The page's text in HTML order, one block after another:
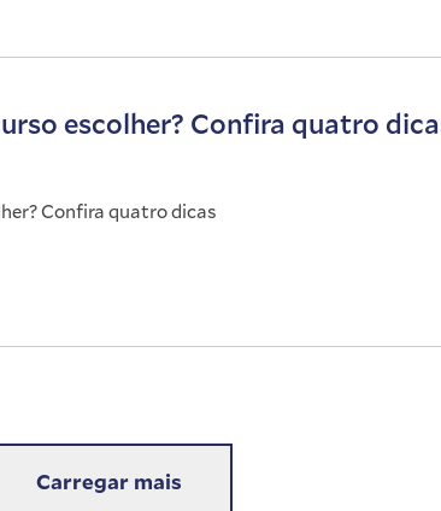
escolher? Confira quatro
Confira quatro dicas
Carregar mais